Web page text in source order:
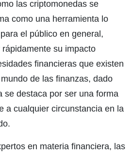
las criptomonedas se
como una herramienta lo
el público en general,
su impacto
financieras que existen
de las finanzas, dado
se destaca por ser una forma
a cualquier circunstancia en la
en materia financiera, las